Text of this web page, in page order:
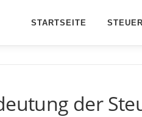
STARTSEITE
der